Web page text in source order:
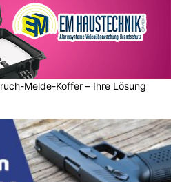
Melde-Koffer – Ihre Lösung